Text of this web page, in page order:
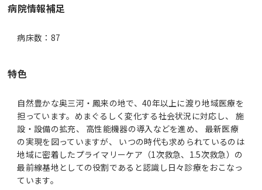
病院情報補足
病床数：87
特色
自然豊かな奥三河・鳳来の地で、40年以上に渡り地域医療を
担っています。めまぐるしく変化する社会状況に対応し、 施
設・設備の拡充、 高性能機器の導入などを進め、 最新医療
の実現を図っていますが、 いつの時代も求められているのは
地域に密着したプライマリーケア（1次救急、1.5次救急）の
最前線基地としての役割であると認識し日々診療をおこなっ